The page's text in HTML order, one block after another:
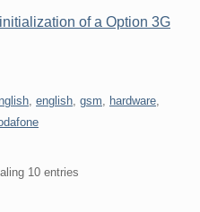
of a Option 3G
english gsm hardware
10 entries